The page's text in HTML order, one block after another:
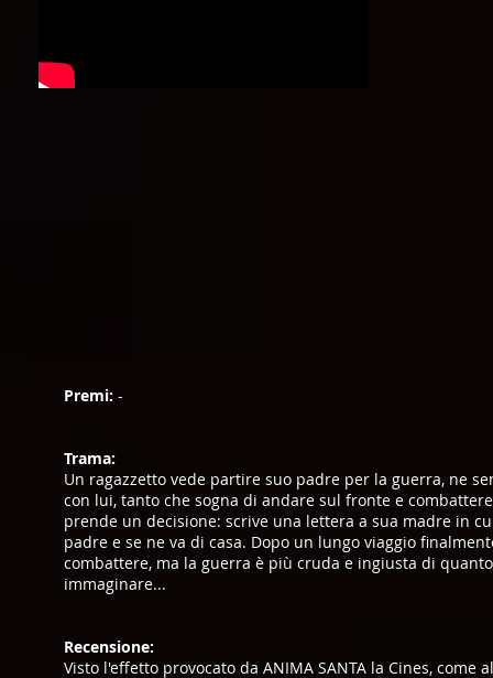
Premi: -
Trama:
Un ragazzetto vede partire suo padre per la guerra, ne
con lui, tanto che sogna di andare sul fronte e
prende un decisione: scrive una lettera a sua madre in
padre e se ne va di casa. Dopo un lungo viaggio
combattere, ma la guerra è più cruda e ingiusta di
immaginare...
Recensione:
Visto l'effetto provocato da ANIMA SANTA la Cines,